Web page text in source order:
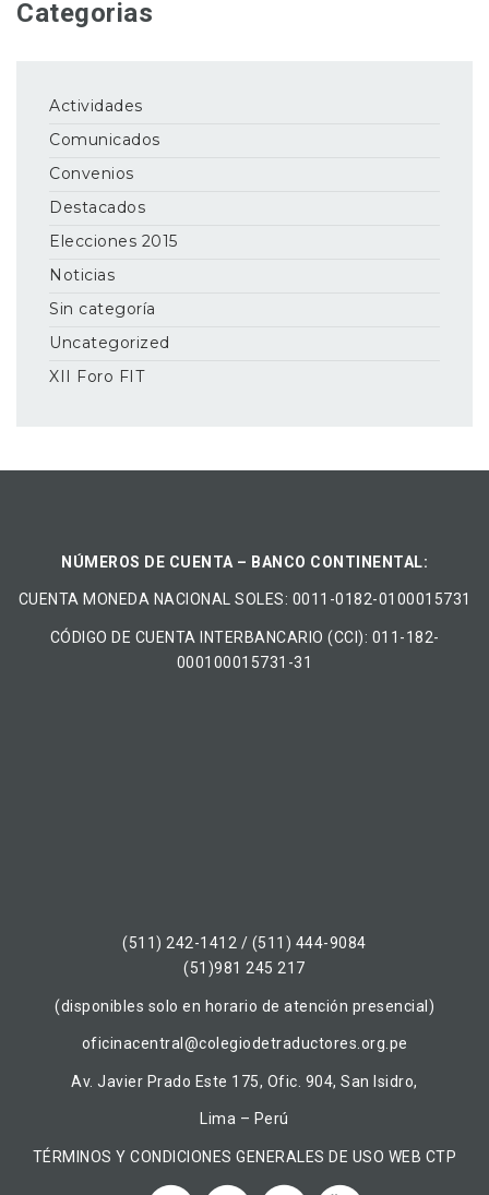
Categorias
Actividades
Comunicados
Convenios
Destacados
Elecciones 2015
Noticias
Sin categoría
Uncategorized
XII Foro FIT
NÚMEROS DE CUENTA – BANCO CONTINENTAL:
CUENTA MONEDA NACIONAL​ ​SOLES​: 0011-0182-0100015731
CÓDIGO DE CUENTA INTERBANCARIO (CCI): 011-182-
000100015731-31
(511) 242-1412 / (511) 444-9084
(51)981 245 217
(disponibles solo en horario de atención presencial)
oficinacentral@colegiodetraductores.org.pe
Av. Javier Prado Este 175, Ofic. 904, San Isidro,
Lima – Perú
TÉRMINOS Y CONDICIONES GENERALES DE USO WEB CTP